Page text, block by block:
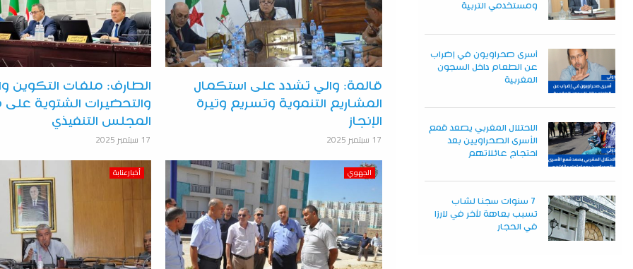
قالمة: والي تشدد على استكمال
المشاريع التنموية وتسريع وتيرة
الإنجاز
17 سبتمبر 2025
الطارف: ملفات التكوين
والتحضيرات الشتوية على
المجلس التنفيذي
17 سبتمبر 2025
الجهوي أخبارعنابة
ومستخدمي التربية
أسرى صحراويون في إضراب
عن الطعام داخل السجون
المغربية
الاحتلال المغربي يصعد قمع
الأسرى الصحراويين بعد
احتجاج عائلاتهم
7 سنوات سجنا لشاب
تسبب بعاهة لآخر في لارزا
في الحجار